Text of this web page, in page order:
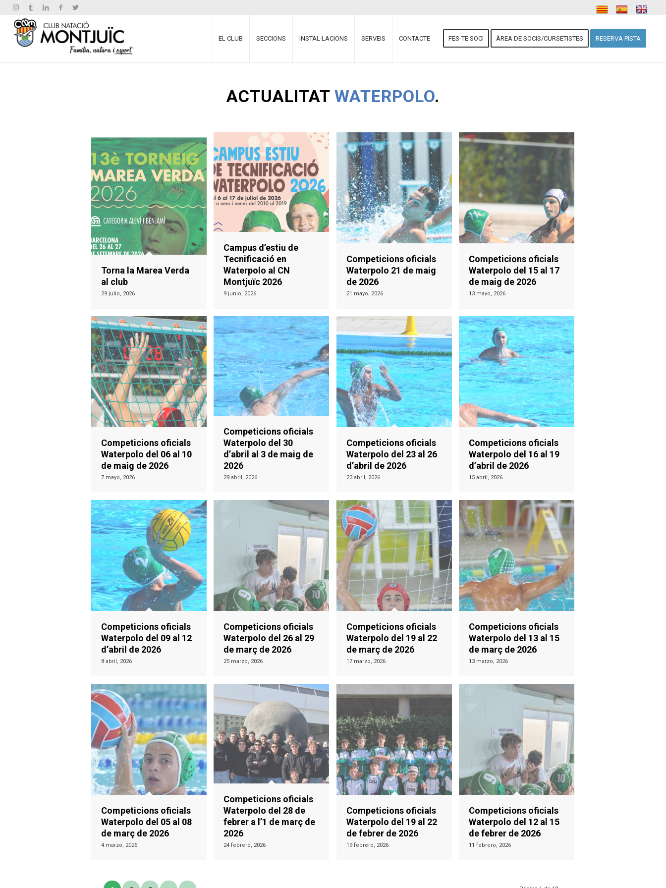
EL CLUB SECCIONS INSTAL·LACIONS SERVEIS CONTACTE FES-TE SOCI ÀREA DE SOCIS/CURSETISTES RESERVA PISTA
ACTUALITAT WATERPOLO.
Torna la Marea Verda
al club
29 julio, 2026
Campus d’estiu de
Tecnificació en
Waterpolo al CN
Montjuïc 2026
9 junio, 2026
Competicions oficials
Waterpolo 21 de maig
de 2026
21 mayo, 2026
Competicions oficials
Waterpolo del 15 al 17
de maig de 2026
13 mayo, 2026
Competicions oficials
Waterpolo del 06 al 10
de maig de 2026
7 mayo, 2026
Competicions oficials
Waterpolo del 30
d’abril al 3 de maig de
2026
29 abril, 2026
Competicions oficials
Waterpolo del 23 al 26
d’abril de 2026
23 abril, 2026
Competicions oficials
Waterpolo del 16 al 19
d’abril de 2026
15 abril, 2026
Competicions oficials
Waterpolo del 09 al 12
d’abril de 2026
8 abril, 2026
Competicions oficials
Waterpolo del 26 al 29
de març de 2026
25 marzo, 2026
Competicions oficials
Waterpolo del 19 al 22
de març de 2026
17 marzo, 2026
Competicions oficials
Waterpolo del 13 al 15
de març de 2026
13 marzo, 2026
Competicions oficials
Waterpolo del 05 al 08
de març de 2026
4 marzo, 2026
Competicions oficials
Waterpolo del 28 de
febrer a l’1 de març de
2026
24 febrero, 2026
Competicions oficials
Waterpolo del 19 al 22
de febrer de 2026
19 febrero, 2026
Competicions oficials
Waterpolo del 12 al 15
de febrer de 2026
11 febrero, 2026